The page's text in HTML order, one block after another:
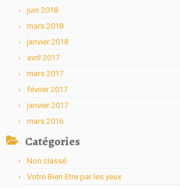
juin 2018
mars 2018
janvier 2018
avril 2017
mars 2017
février 2017
janvier 2017
mars 2016
Catégories
Non classé
Votre Bien Etre par les yeux